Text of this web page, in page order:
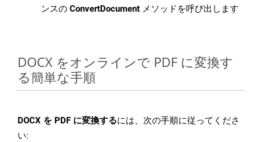
ンスの ConvertDocument メソッドを呼び出します
DOCX をオンラインで PDF に変換す
る簡単な手順
DOCX を PDF に変換するには、次の手順に従ってくださ
い: